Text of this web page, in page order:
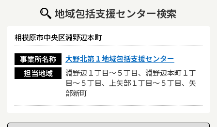
地域包括支援センター検索
相模原市中央区淵野辺本町
事業所名称
大野北第１地域包括支援センター
担当地域
淵野辺１丁目〜５丁目、淵野辺本町１丁
目〜５丁目、上矢部１丁目〜５丁目、矢
部新町